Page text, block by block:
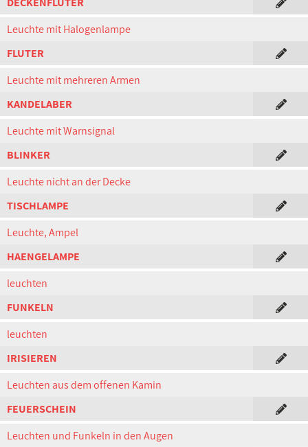
Leuchte mit Halogenlampe
FLUTER
Leuchte mit mehreren Armen
KANDELABER
Leuchte mit Warnsignal
BLINKER
Leuchte nicht an der Decke
TISCHLAMPE
Leuchte, Ampel
HAENGELAMPE
leuchten
FUNKELN
leuchten
IRISIEREN
Leuchten aus dem offenen Kamin
FEUERSCHEIN
Leuchten und Funkeln in den Augen